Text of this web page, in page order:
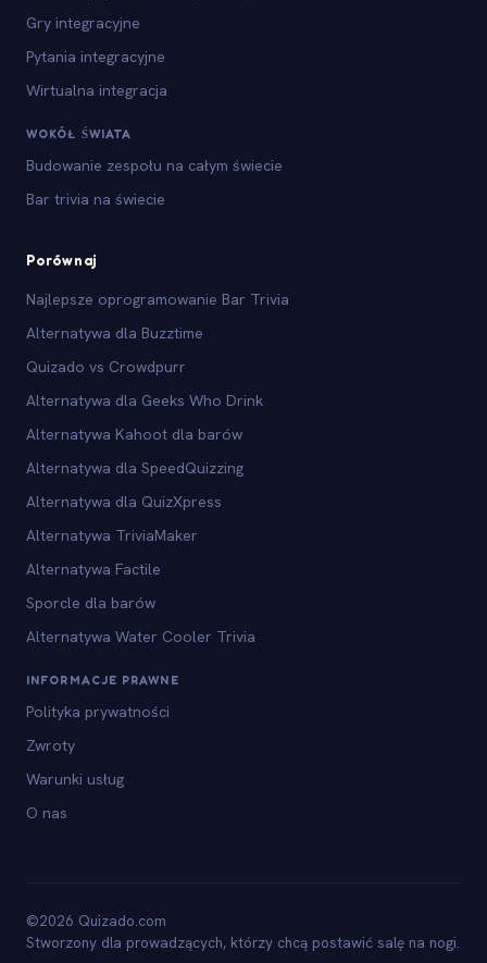
Gry integracyjne
Pytania integracyjne
Wirtualna integracja
WOKÓŁ ŚWIATA
Budowanie zespołu na całym świecie
Bar trivia na świecie
Porównaj
Najlepsze oprogramowanie Bar Trivia
Alternatywa dla Buzztime
Quizado vs Crowdpurr
Alternatywa dla Geeks Who Drink
Alternatywa Kahoot dla barów
Alternatywa dla SpeedQuizzing
Alternatywa dla QuizXpress
Alternatywa TriviaMaker
Alternatywa Factile
Sporcle dla barów
Alternatywa Water Cooler Trivia
INFORMACJE PRAWNE
Polityka prywatności
Zwroty
Warunki usług
O nas
©2026 Quizado.com
Stworzony dla prowadzących, którzy chcą postawić salę na nogi.